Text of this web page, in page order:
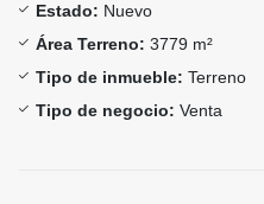
Estado: Nuevo
Área Terreno: 3779 m²
Tipo de inmueble: Terreno
Tipo de negocio: Venta